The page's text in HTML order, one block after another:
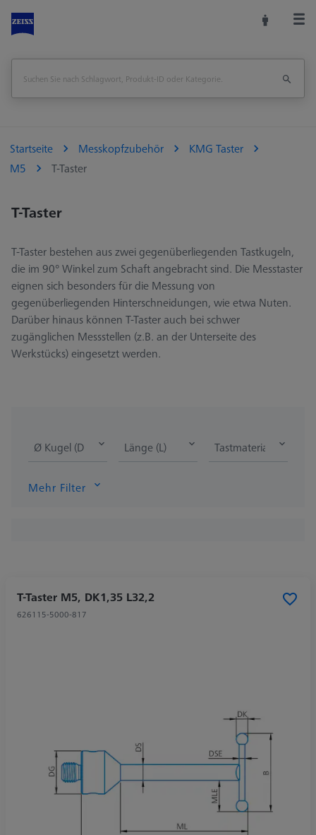
Startseite Messkopfzubehör
KMG Taster
M5
T-Taster
T-Taster
T-Taster bestehen aus zwei gegenüberliegenden Tastkugeln,
die im 90° Winkel zum Schaft angebracht sind. Die Messtaster
eignen sich besonders für die Messung von
gegenüberliegenden Hinterschneidungen, wie etwa Nuten.
Darüber hinaus können T-Taster auch bei schwer
zugänglichen Messstellen (z.B. an der Unterseite des
Werkstücks) eingesetzt werden.
Ø Kugel (DK) Länge (L) Tastmaterial
Mehr Filter
T-Taster M5, DK1,35 L32,2
626115-5000-817